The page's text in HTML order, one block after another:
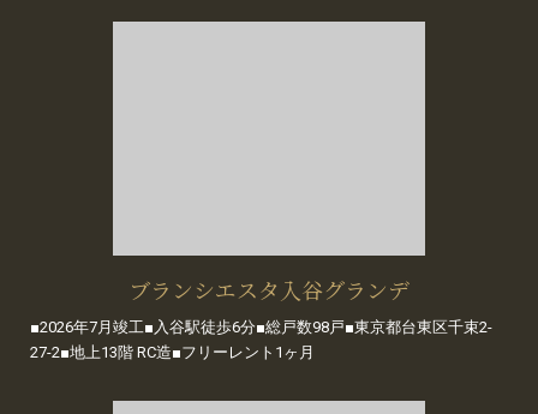
ブランシエスタ入谷グランデ
■2026年7月竣工■入谷駅徒歩6分■総戸数98戸■東京都台東区千束2-
27-2■地上13階 RC造■フリーレント1ヶ月